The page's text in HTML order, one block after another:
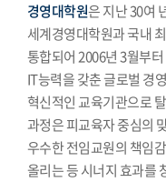
경영대학원은 지난 30여
세계경영대학원과 국내
통합되어 2006년 3월부
IT능력을 갖춘 글로벌 경
혁신적인 교육기관으로
과정은 피교육자 중심의
우수한 전임교원의 책임
올리는 등 시너지 효과를